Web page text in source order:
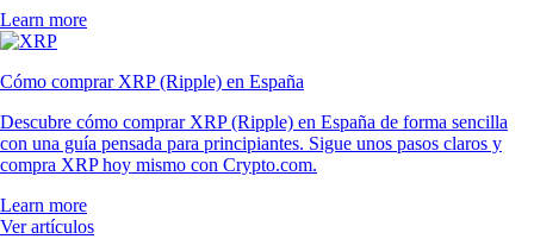
Learn more
Cómo comprar XRP (Ripple) en España
Descubre cómo comprar XRP (Ripple) en España de forma sencilla
con una guía pensada para principiantes. Sigue unos pasos claros y
compra XRP hoy mismo con Crypto.com.
Learn more
Ver artículos